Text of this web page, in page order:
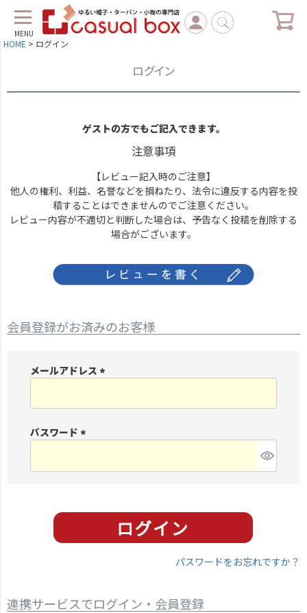
MENU
HOME ログイン
ログイン
ゲストの方でもご記入できます。
注意事項
【レビュー記入時のご注意】
他人の権利、利益、名誉などを損ねたり、法令に違反する内容を投
稿することはできませんのでご注意ください。
レビュー内容が不適切と判断した場合は、予告なく投稿を削除する
場合がございます。
会員登録がお済みのお客様
メールアドレス
パスワード
パスワードをお忘れですか？
連携サービスでログイン・会員登録